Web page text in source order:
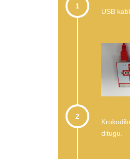
1
USB
2
ditugu.